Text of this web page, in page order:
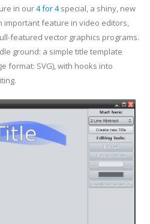
in our4 for 4special, a shiny, new
important feature in video editors,
featured vector graphics programs.
ground: a simple title template
format: SVG), with hooks into